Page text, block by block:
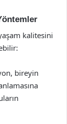
kalitesini
bireyin